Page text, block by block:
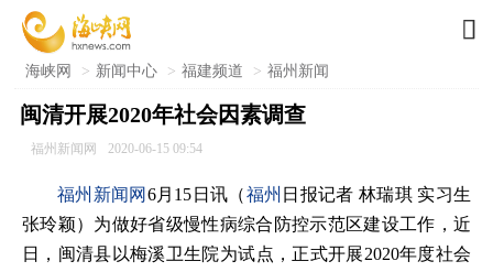

海峡网 > 新闻中心 > 福建频道 > 福州新闻
闽清开展2020年社会因素调查
福州新闻网 2020-06-15 09:54
福州新闻网 6月15日讯（福州 日报记者 林瑞琪 实习生
张玲颖）为做好省级慢性病综合防控示范区建设工作，近
日，闽清县以梅溪卫生院为试点，正式开展2020年度社会